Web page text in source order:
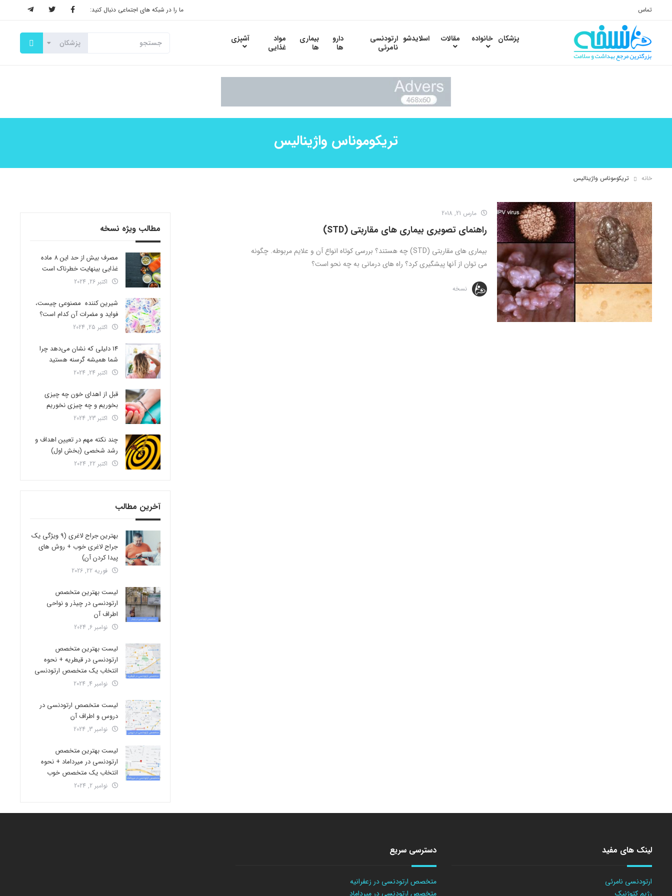
تماس ما را در شبکه های اجتماعی دنبال کنید:
پزشکان خانواده مقالات اسلایدشو ارتودنسی
نامرئی
دارو
ها
بیماری
ها
مواد
غذایی
آشپزی
تریکوموناس واژینالیس
خانه تریکوموناس واژینالیس
مارس 21, 2018
راهنمای تصویری بیماری های مقاربتی (STD)
بیماری های مقاربتی (STD) چه هستند؟ بررسی کوتاه انواع آن و علایم مربوطه. چگونه
می توان از آنها پیشگیری کرد؟ راه های درمانی به چه نحو است؟
نسخه
مطالب ویژه نسخه
مصرف بیش از حد این 8 ماده
غذایی بینهایت خطرناک است
اکتبر 26, 2024
شیرین کننده مصنوعی چیست،
فواید و مضرات آن کدام است؟
اکتبر 25, 2024
14 دلیلی که نشان می‌دهد چرا
شما همیشه گرسنه هستید
اکتبر 24, 2024
قبل از اهدای خون چه چیزی
بخوریم و چه چیزی نخوریم
اکتبر 23, 2024
چند نکته مهم در تعیین اهداف و
رشد شخصی (بخش اول)
اکتبر 22, 2024
آخرین مطالب
بهترین جراح لاغری (9 ویژگی یک
جراح لاغری خوب + روش های
پیدا کردن آن)
فوریه 22, 2026
لیست بهترین متخصص
ارتودنسی در چیذر و نواحی
اطراف آن
نوامبر 6, 2024
لیست بهترین متخصص
ارتودنسی در قیطریه + نحوه
انتخاب یک متخصص ارتودنسی
نوامبر 4, 2024
لیست متخصص ارتودنسی در
دروس و اطراف آن
نوامبر 3, 2024
لیست بهترین متخصص
ارتودنسی در میرداماد + نحوه
انتخاب یک متخصص خوب
نوامبر 2, 2024
لینک های مفید
ارتودنسی نامرئی
رژیم کتوژنیک
دسترسی سریع
متخصص ارتودنسی در زعفرانیه
متخصص ارتودنسی در میرداماد